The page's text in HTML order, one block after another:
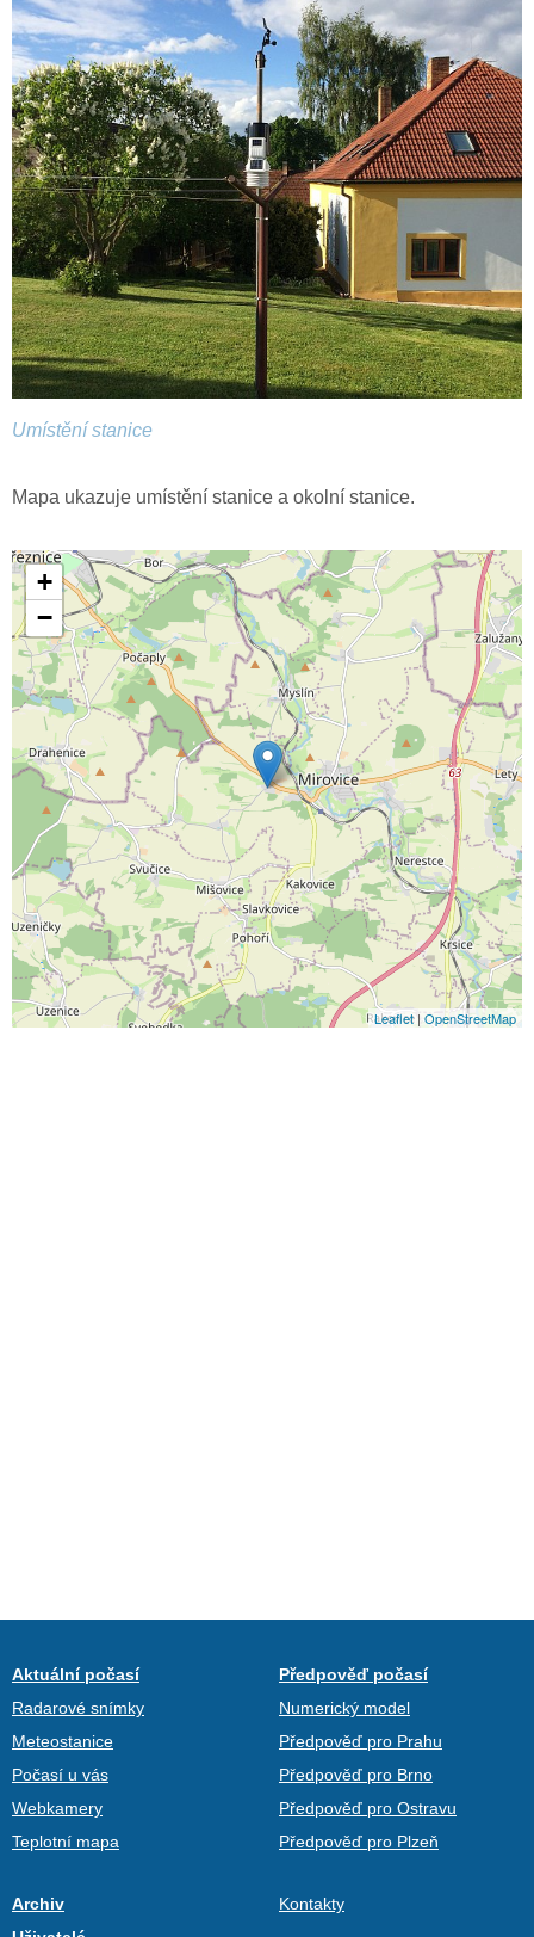
Umístění stanice
Mapa ukazuje umístění stanice a okolní stanice.
+
−
Leaflet|OpenStreetMap
Aktuální počasí
Radarové snímky
Meteostanice
Počasí u vás
Webkamery
Teplotní mapa
Předpověď počasí
Numerický model
Předpověď pro Prahu
Předpověď pro Brno
Předpověď pro Ostravu
Předpověď pro Plzeň
Archiv
Kontakty